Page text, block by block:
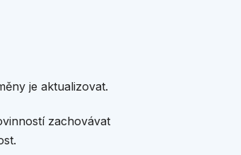
je aktualizovat.
zachovávat